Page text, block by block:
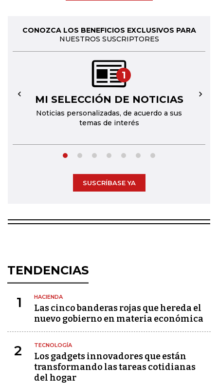
CONOZCA LOS BENEFICIOS EXCLUSIVOS PARA
NUESTROS SUSCRIPTORES
1
MI SELECCIÓN DE NOTICIAS
Noticias personalizadas, de acuerdo a sus
temas de interés
← →
SUSCRÍBASE YA
TENDENCIAS
1 HACIENDA
Las cinco banderas rojas que hereda el
nuevo gobierno en materia económica
2 TECNOLOGÍA
Los gadgets innovadores que están
transformando las tareas cotidianas
del hogar